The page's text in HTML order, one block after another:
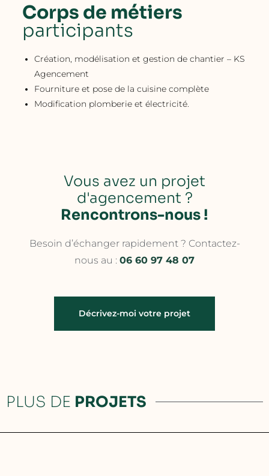
Corps de métiers
participants
Création, modélisation et gestion de chantier – KS
Agencement
Fourniture et pose de la cuisine complète
Modification plomberie et électricité.
Vous avez un projet
d'agencement ?
Rencontrons-nous !
Besoin d’échanger rapidement ? Contactez-
nous au : 06 60 97 48 07
Décrivez-moi votre projet
PLUS DE PROJETS